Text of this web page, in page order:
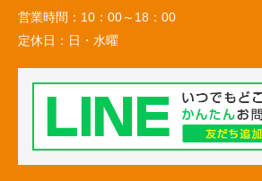
営業時間： 10：00～18：00
定休日： 日・水曜